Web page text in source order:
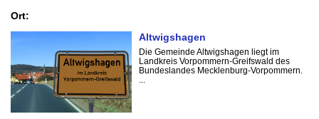
Ort:
Altwigshagen
Die Gemeinde Altwigshagen liegt im
Landkreis Vorpommern-Greifswald des
Bundeslandes Mecklenburg-Vorpommern.
...